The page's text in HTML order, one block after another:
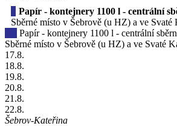
Papír - kontejnery 1100 l - centrální
Sběrné místo v Šebrově (u HZ) a ve
Papír - kontejnery 1100 l - centrální
Sběrné místo v Šebrově (u HZ) a ve Svaté
17.8.
18.8.
19.8.
20.8.
21 .8.
22.8.
Šebrov-Kateřina